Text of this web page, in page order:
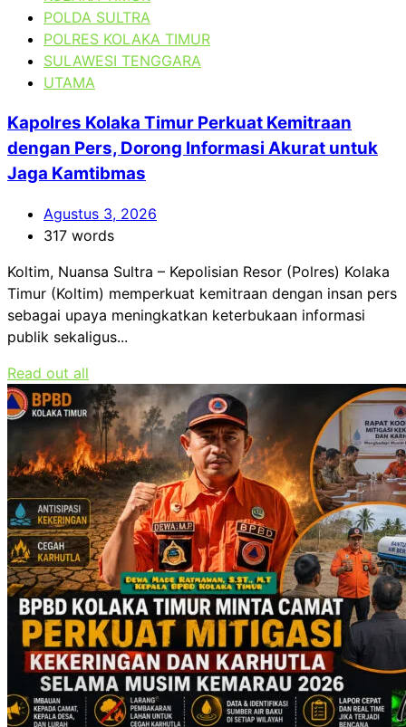
POLDA SULTRA
POLRES KOLAKA TIMUR
SULAWESI TENGGARA
UTAMA
Kapolres Kolaka Timur Perkuat Kemitraan
dengan Pers, Dorong Informasi Akurat untuk
Jaga Kamtibmas
Agustus 3, 2026
317 words
Koltim, Nuansa Sultra – Kepolisian Resor (Polres) Kolaka
Timur (Koltim) memperkuat kemitraan dengan insan pers
sebagai upaya meningkatkan keterbukaan informasi
publik sekaligus...
Read out all